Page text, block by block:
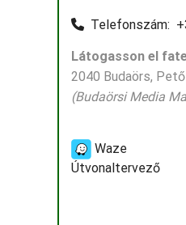
Telefonszám:
Látogasson el
2040 Budaörs,
(Budaörsi Media
Waze
Útvonaltervező